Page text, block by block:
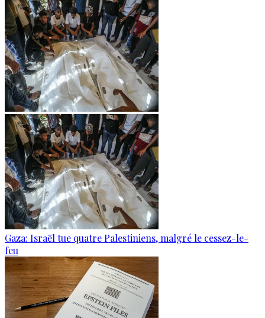
Gaza: Israël tue quatre Palestiniens, malgré le cessez-le-
feu